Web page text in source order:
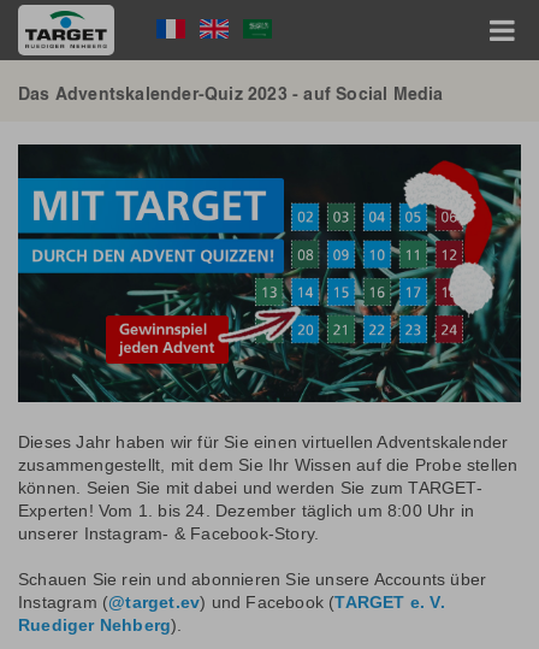
Skip
main
Language
Menu
Hauptnavigation
Das Adventskalender-Quiz 2023 - auf Social Media
Dieses Jahr haben wir für Sie einen virtuellen Adventskalender
zusammengestellt, mit dem Sie Ihr Wissen auf die Probe stellen
können. Seien Sie mit dabei und werden Sie zum TARGET-
Experten! Vom 1. bis 24. Dezember täglich um 8:00 Uhr in
unserer Instagram- & Facebook-Story.
Schauen Sie rein und abonnieren Sie unsere Accounts über
Instagram (@target.ev) und Facebook (TARGET e. V.
Ruediger Nehberg).